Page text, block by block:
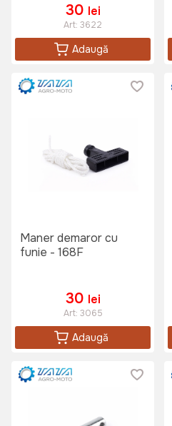
30 lei
Art: 3622
Adaugă
Maner demaror cu
funie - 168F
30 lei
Art: 3065
Adaugă